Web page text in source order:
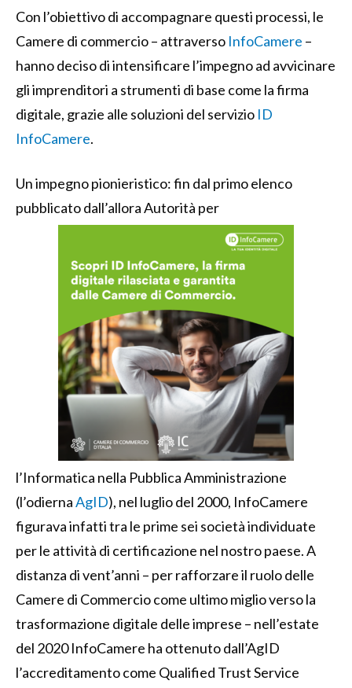
Con l’obiettivo di accompagnare questi processi, le
Camere di commercio – attraverso InfoCamere –
hanno deciso di intensificare l’impegno ad avvicinare
gli imprenditori a strumenti di base come la firma
digitale, grazie alle soluzioni del servizio ID
InfoCamere.
Un impegno pionieristico: fin dal primo elenco
pubblicato dall’allora Autorità per
l’Informatica nella Pubblica Amministrazione
(l’odiernaAgID), nel luglio del 2000, InfoCamere
figurava infatti tra le prime sei società individuate
per le attività di certificazione nel nostro paese. A
distanza di vent’anni – per rafforzare il ruolo delle
Camere di Commercio come ultimo miglio verso la
trasformazione digitale delle imprese – nell’estate
del 2020 InfoCamere ha ottenuto dall’AgID
l’accreditamento come Qualified Trust Service